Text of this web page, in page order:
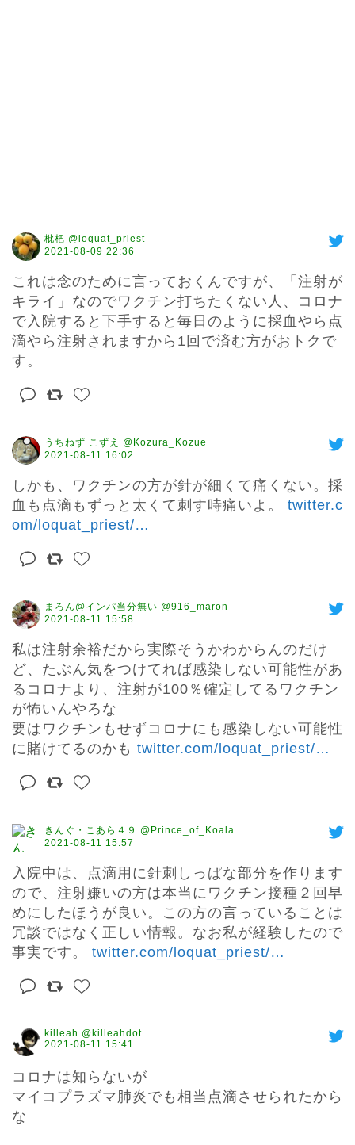
枇杷 @loquat_priest
2021-08-09 22:36
これは念のために言っておくんですが、「注射が
キライ」なのでワクチン打ちたくない人、コロナ
で入院すると下手すると毎日のように採血やら点
滴やら注射されますから1回で済む方がおトクで
す。
うちねず こずえ @Kozura_Kozue
2021-08-11 16:02
しかも、ワクチンの方が針が細くて痛くない。採
血も点滴もずっと太くて刺す時痛いよ。 twitter.c
om/loquat_priest/…
まろん@インパ当分無い @916_maron
2021-08-11 15:58
私は注射余裕だから実際そうかわからんのだけ
ど、たぶん気をつけてれば感染しない可能性があ
るコロナより、注射が100％確定してるワクチン
が怖いんやろな
要はワクチンもせずコロナにも感染しない可能性
に賭けてるのかも twitter.com/loquat_priest/…
きんぐ・こあら４９ @Prince_of_Koala
2021-08-11 15:57
入院中は、点滴用に針刺しっぱな部分を作ります
ので、注射嫌いの方は本当にワクチン接種２回早
めにしたほうが良い。この方の言っていることは
冗談ではなく正しい情報。なお私が経験したので
事実です。 twitter.com/loquat_priest/…
killeah @killeahdot
2021-08-11 15:41
コロナは知らないが
マイコプラズマ肺炎でも相当点滴させられたから
な